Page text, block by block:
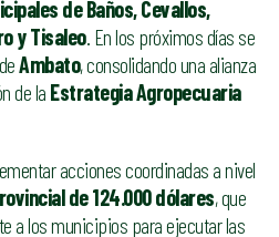
de Baños, Cevallos,
y Tisaleo. En los próximos días se
Ambato, consolidando una alianza
de la Estrategia Agropecuaria
acciones coordinadas a nivel
de 124.000 dólares, que
a los municipios para ejecutar las